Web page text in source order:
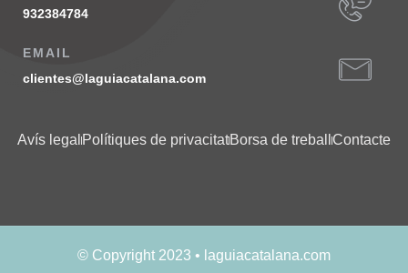
932384784
EMAIL
clientes@laguiacatalana.com
Avís legal Polítiques de privacitatBorsa de treball Contacte
© Copyright 2023 • laguiacatalana.com